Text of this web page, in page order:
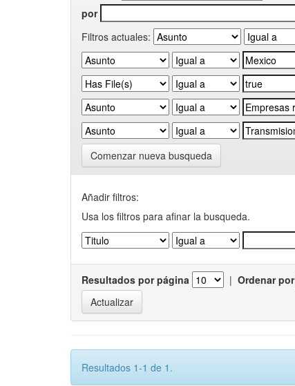
por
Filtros actuales:
Comenzar nueva busqueda
Añadir filtros:
Usa los filtros para afinar la busqueda.
Resultados por página | Ordenar por
Resultados 1-1 de 1.